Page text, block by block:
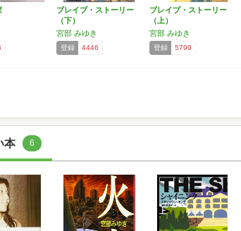
ブレイブ・ストーリー
（下）
宮部 みゆき
登録 4446
ブレイブ・ストーリー
（上）
宮部 みゆき
登録 5799
本 6